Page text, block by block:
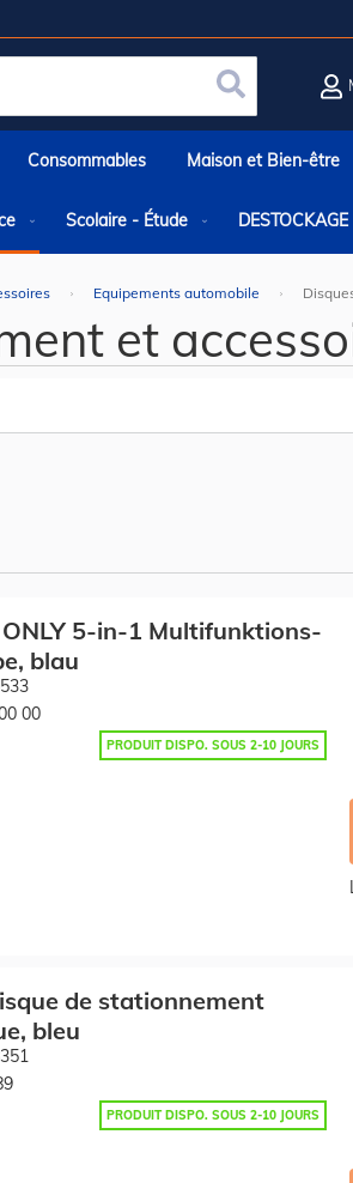
Rechercher
Consommables Maison et Bien-être
Scolaire - Étude DESTOCKAGE
Equipements automobile
et
ONLY 5-in-1 Multifunktions-
blau
00
PRODUIT DISPO. SOUS 2-10 JOURS
de stationnement
bleu
PRODUIT DISPO. SOUS 2-10 JOURS